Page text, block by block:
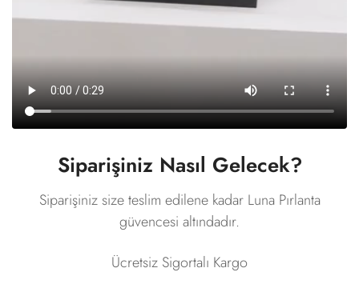
Siparişiniz Nasıl Gelecek?
Siparişiniz size teslim edilene kadar Luna Pırlanta
güvencesi altındadır.
Ücretsiz Sigortalı Kargo